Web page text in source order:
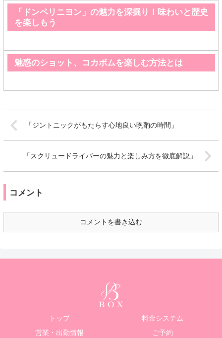
「ドンペリニヨン」の魅力を深掘り！味わいと歴史
を楽しもう
魅惑のショット、コカボムを楽しむ方法とは
「ジントニックがもたらす心地良い晩酌の時間」
「スクリュードライバーの魅力と楽しみ方を徹底解説」
コメント
コメントを書き込む
トップ
料金システム
営業・出勤情報
ご予約